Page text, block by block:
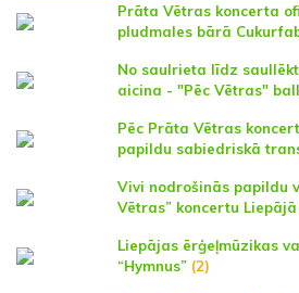
Prāta Vētras koncerta
pludmales bārā
No saulrieta līdz
aicina - "Pēc Vētras"
Pēc Prāta Vētras
papildu sabiedriskā
Vivi nodrošinās papildu
Vētras” koncertu
Liepājas ērģeļmūzikas
“Hymnus” (2)